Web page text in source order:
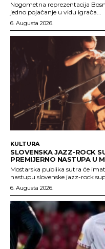
Nogometna reprezentacija
jedno pojačanje u vidu igrača...
6. Augusta 2026.
KULTURA
SLOVENSKA JAZZ-ROCK
PREMIJERNO NASTUPA U
Mostarska publika sutra će
nastupu slovenske jazz-rock
6. Augusta 2026.